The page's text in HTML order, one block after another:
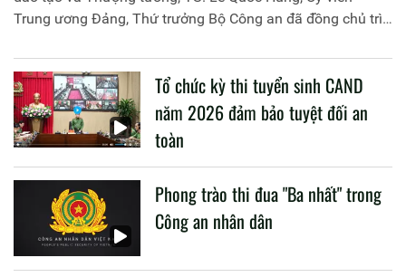
Trung ương Đảng, Thứ trưởng Bộ Công an đã đồng chủ trì
liên quan đến công tác giáo dục và đào tạo của lực lượng
CAND.
Tổ chức kỳ thi tuyển sinh CAND
năm 2026 đảm bảo tuyệt đối an
toàn
Phong trào thi đua "Ba nhất" trong
Công an nhân dân